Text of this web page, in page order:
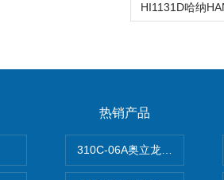
热销产品
310C-06A奥立龙实验室台式